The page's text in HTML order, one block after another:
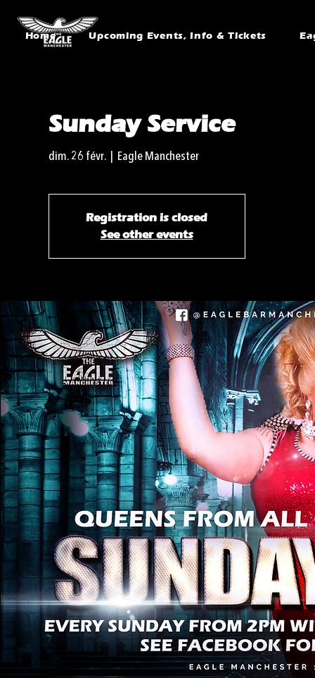
Home Upcoming Events, Info & Tickets
Sunday Service
dim. 26 févr.
  |
Eagle Manchester
Registration is closed
See other events